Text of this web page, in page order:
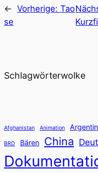
← Vorherige: Tao
se
Schlagwörterwolke
Afghanistan Animation
BRD Bären China